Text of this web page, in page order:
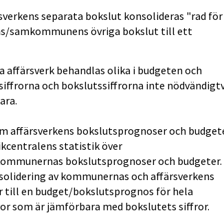
separata bokslut konsolideras "rad för
samkommunens övriga bokslut till ett
affärsverk behandlas olika i budgeten och
och bokslutssiffrorna inte
affärsverkens bokslutsprognoser och
statistik över
bokslutsprognoser och budgeter.
av kommunernas och affärsverkens
till en budget/bokslutsprognos för hela
som är jämförbara med bokslutets siffror.